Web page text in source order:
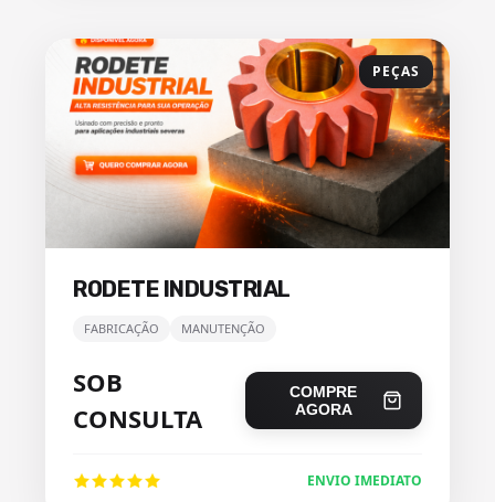
PEÇAS
RODETE INDUSTRIAL
FABRICAÇÃO MANUTENÇÃO
SOB
CONSULTA
COMPRE
AGORA
ENVIO IMEDIATO